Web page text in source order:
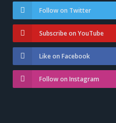
Follow on Twitter
Subscribe on YouTube
Like on Facebook
Follow on Instagram